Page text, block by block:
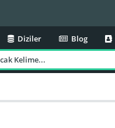
Diziler Blog